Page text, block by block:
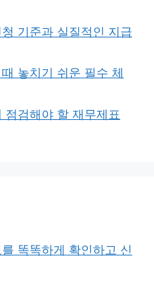
기준과 실질적인 지급
놓치기 쉬운 필수 체
점검해야 할 재무제표
똑똑하게 확인하고 신